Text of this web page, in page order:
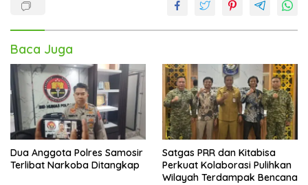
Baca Juga
Dua Anggota Polres Samosir
Terlibat Narkoba Ditangkap
Satgas PRR dan Kitabisa
Perkuat Kolaborasi Pulihkan
Wilayah Terdampak Bencana